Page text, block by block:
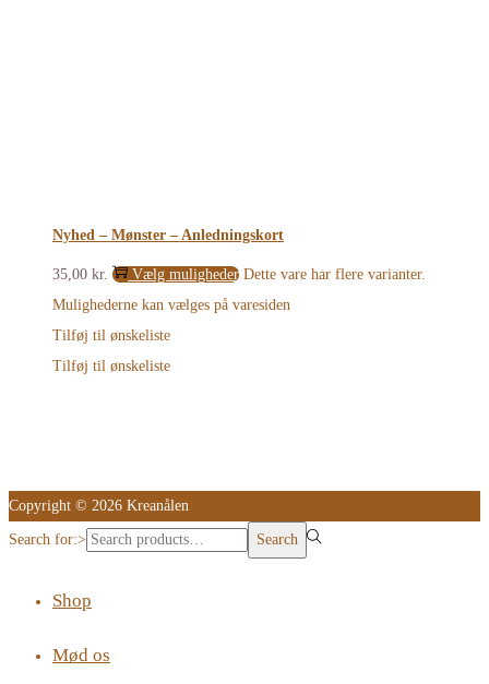
Nyhed – Mønster – Anledningskort
35,00 kr. Vælg muligheder Dette vare har flere varianter.
Mulighederne kan vælges på varesiden
Tilføj til ønskeliste
Tilføj til ønskeliste
Copyright © 2026 Kreanålen
Search for:> Search
Shop
Mød os